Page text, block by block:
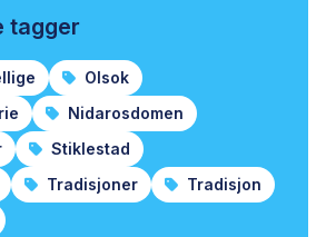
tagger
Olsok
Nidarosdomen
Stiklestad
Tradisjoner
Tradisjon